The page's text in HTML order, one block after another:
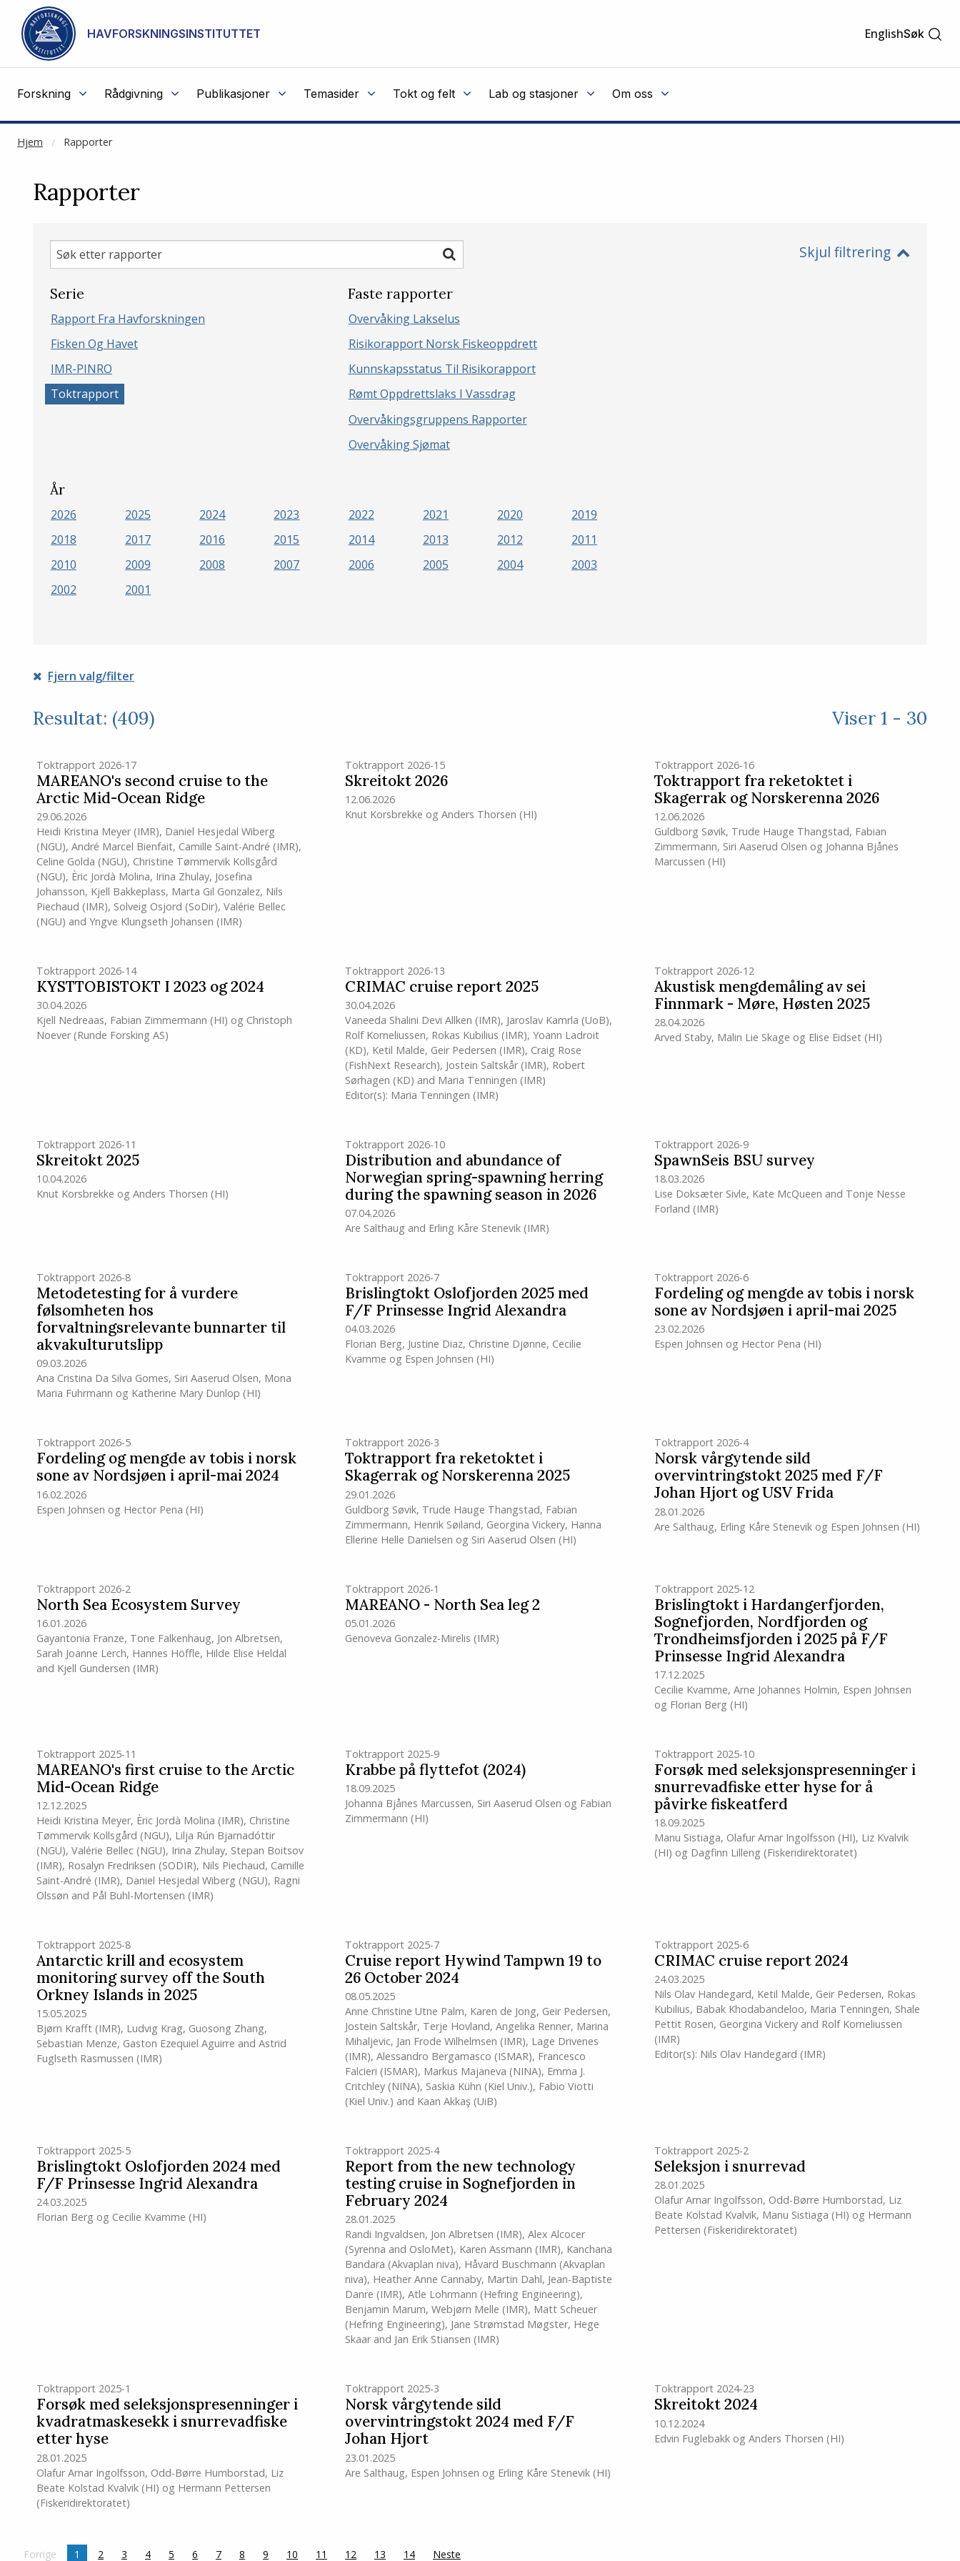
Gå til hovedinnhold
HAVFORSKNINGSINSTITUTTET EnglishSøk
Forskning Rådgivning Publikasjoner Temasider Tokt og felt Lab og stasjoner Om oss
Hjem Rapporter
NOT CACHED
Rapporter
Søk
etter
rapporter
Søk Skjul filtrering
Serie
Rapport Fra Havforskningen
Fisken Og Havet
IMR-PINRO
Toktrapport
Faste rapporter
Overvåking Lakselus
Risikorapport Norsk Fiskeoppdrett
Kunnskapsstatus Til Risikorapport
Rømt Oppdrettslaks I Vassdrag
Overvåkingsgruppens Rapporter
Overvåking Sjømat
År
2026 2025 2024 2023 2022 2021 2020
2019
2018
2017 2016 2015 2014 2013 2012
2011
2010
2009 2008 2007 2006 2005 2004
2003
2002
2001
Fjern valg/filter
Resultat: (409) Viser 1 - 30
Toktrapport 2026-17
MAREANO's second cruise to the
Arctic Mid-Ocean Ridge
29.06.2026
Heidi Kristina Meyer(IMR), Daniel Hesjedal Wiberg
(NGU), André Marcel Bienfait, Camille Saint-André (IMR),
Celine Golda (NGU), Christine Tømmervik Kollsgård
(NGU), Èric Jordà Molina, Irina Zhulay, Josefina
Johansson, Kjell Bakkeplass, Marta Gil Gonzalez, Nils
Piechaud (IMR), Solveig Osjord (SoDir), Valérie Bellec
(NGU) and Yngve Klungseth Johansen (IMR)
Toktrapport 2026-15
Skreitokt 2026
12.06.2026
Knut Korsbrekke ogAnders Thorsen (HI)
Toktrapport 2026-16
Toktrapport fra reketoktet i
Skagerrak og Norskerenna 2026
12.06.2026
Guldborg Søvik, Trude Hauge Thangstad, Fabian
Zimmermann, Siri Aaserud Olsen og Johanna Bjånes
Marcussen (HI)
Toktrapport 2026-14
KYSTTOBISTOKT I 2023 og 2024
30.04.2026
Kjell Nedreaas, Fabian Zimmermann (HI) og Christoph
Noever (Runde Forsking AS)
Toktrapport 2026-13
CRIMAC cruise report 2025
30.04.2026
Vaneeda Shalini Devi Allken (IMR), Jaroslav Kamrla (UoB),
Rolf Korneliussen, Rokas Kubilius (IMR),Yoann Ladroit
(KD), Ketil Malde, Geir Pedersen (IMR), Craig Rose
(FishNext Research), Jostein Saltskår(IMR), Robert
Sørhagen (KD) and Maria Tenningen (IMR)
Editor(s): Maria Tenningen (IMR)
Toktrapport 2026-12
Akustisk mengdemåling av sei
Finnmark - Møre, Høsten 2025
28.04.2026
Arved Staby, Malin Lie Skage og Elise Eidset (HI)
Toktrapport 2026-11
Skreitokt 2025
10.04.2026
Knut Korsbrekke og Anders Thorsen (HI)
Toktrapport 2026-10
Distribution and abundance of
Norwegian spring-spawning herring
during the spawning season in 2026
07.04.2026
Are Salthaug and Erling Kåre Stenevik (IMR)
Toktrapport 2026-9
SpawnSeis BSU survey
18.03.2026
Lise Doksæter Sivle, Kate McQueen and Tonje Nesse
Forland (IMR)
Toktrapport 2026-8
Metodetesting for å vurdere
følsomheten hos
forvaltningsrelevante bunnarter til
akvakulturutslipp
09.03.2026
Ana Cristina Da Silva Gomes, Siri Aaserud Olsen, Mona
Maria Fuhrmann og Katherine Mary Dunlop (HI)
Toktrapport 2026-7
Brislingtokt Oslofjorden 2025 med
F/F Prinsesse Ingrid Alexandra
04.03.2026
Florian Berg, Justine Diaz, Christine Djønne, Cecilie
Kvamme og Espen Johnsen (HI)
Toktrapport 2026-6
Fordeling og mengde av tobis i norsk
sone av Nordsjøen i april-mai 2025
23.02.2026
Espen Johnsen og Hector Pena (HI)
Toktrapport 2026-5
Fordeling og mengde av tobis i norsk
sone av Nordsjøen i april-mai 2024
16.02.2026
Espen Johnsen og Hector Pena (HI)
Toktrapport 2026-3
Toktrapport fra reketoktet i
Skagerrak og Norskerenna 2025
29.01.2026
Guldborg Søvik, Trude Hauge Thangstad, Fabian
Zimmermann, Henrik Søiland, Georgina Vickery, Hanna
Ellerine Helle Danielsen og Siri Aaserud Olsen (HI)
Toktrapport 2026-4
Norsk vårgytende sild
overvintringstokt 2025 med F/F
Johan Hjort og USV Frida
28.01.2026
Are Salthaug, Erling Kåre Stenevik og Espen Johnsen (HI)
Toktrapport 2026-2
North Sea Ecosystem Survey
16.01.2026
Gayantonia Franze, Tone Falkenhaug, Jon Albretsen,
Sarah Joanne Lerch, Hannes Höffle, Hilde Elise Heldal
and Kjell Gundersen (IMR)
Toktrapport 2026-1
MAREANO - North Sea leg 2
05.01.2026
Genoveva Gonzalez-Mirelis (IMR)
Toktrapport 2025-12
Brislingtokt i Hardangerfjorden,
Sognefjorden, Nordfjorden og
Trondheimsfjorden i 2025 på F/F
Prinsesse Ingrid Alexandra
17.12.2025
Cecilie Kvamme,Arne Johannes Holmin, Espen Johnsen
og Florian Berg (HI)
Toktrapport 2025-11
MAREANO's first cruise to the Arctic
Mid-Ocean Ridge
12.12.2025
Heidi Kristina Meyer, Èric Jordà Molina (IMR), Christine
Tømmervik Kollsgård (NGU), Lilja Rún Bjarnadóttir
(NGU), Valérie Bellec (NGU), Irina Zhulay, Stepan Boitsov
(IMR), Rosalyn Fredriksen (SODIR), Nils Piechaud, Camille
Saint-André (IMR), Daniel Hesjedal Wiberg (NGU), Ragni
Olssøn and Pål Buhl-Mortensen (IMR)
Toktrapport 2025-9
Krabbe på flyttefot (2024)
18.09.2025
Johanna Bjånes Marcussen, Siri Aaserud Olsen og Fabian
Zimmermann (HI)
Toktrapport 2025-10
Forsøk med seleksjonspresenninger i
snurrevadfiske etter hyse for å
påvirke fiskeatferd
18.09.2025
Manu Sistiaga, Olafur Arnar Ingolfsson (HI), Liz Kvalvik
(HI) og Dagfinn Lilleng (Fiskeridirektoratet)
Toktrapport 2025-8
Antarctic krill and ecosystem
monitoring survey off the South
Orkney Islands in 2025
15.05.2025
Bjørn Krafft(IMR), Ludvig Krag, Guosong Zhang,
Sebastian Menze, Gaston Ezequiel Aguirre and Astrid
Fuglseth Rasmussen (IMR)
Toktrapport 2025-7
Cruise report Hywind Tampwn 19 to
26 October 2024
08.05.2025
Anne Christine Utne Palm, Karen de Jong, Geir Pedersen,
Jostein Saltskår, Terje Hovland,Angelika Renner, Marina
Mihaljevic, Jan Frode Wilhelmsen (IMR), Lage Drivenes
(IMR),Alessandro Bergamasco (ISMAR), Francesco
Falcieri (ISMAR), Markus Majaneva (NINA), Emma J.
Critchley (NINA), Saskia Kühn (Kiel Univ.), Fabio Viotti
(Kiel Univ.) and Kaan Akkaş (UiB)
Toktrapport 2025-6
CRIMAC cruise report 2024
24.03.2025
Nils Olav Handegard, Ketil Malde, Geir Pedersen, Rokas
Kubilius, Babak Khodabandeloo, Maria Tenningen, Shale
Pettit Rosen, Georgina Vickery and Rolf Korneliussen
(IMR)
Editor(s): Nils Olav Handegard (IMR)
Toktrapport 2025-5
Brislingtokt Oslofjorden 2024 med
F/F Prinsesse Ingrid Alexandra
24.03.2025
Florian Berg og Cecilie Kvamme (HI)
Toktrapport 2025-4
Report from the new technology
testing cruise in Sognefjorden in
February 2024
28.01.2025
Randi Ingvaldsen, Jon Albretsen (IMR),Alex Alcocer
(Syrenna and OsloMet), Karen Assmann (IMR), Kanchana
Bandara (Akvaplan niva), Håvard Buschmann (Akvaplan
niva), Heather Anne Cannaby, Martin Dahl, Jean-Baptiste
Danre (IMR),Atle Lohrmann (Hefring Engineering),
Benjamin Marum,Webjørn Melle (IMR), Matt Scheuer
(Hefring Engineering), Jane Strømstad Møgster, Hege
Skaarand Jan Erik Stiansen (IMR)
Toktrapport 2025-2
Seleksjon i snurrevad
28.01.2025
Olafur Arnar Ingolfsson, Odd-Børre Humborstad, Liz
Beate Kolstad Kvalvik, Manu Sistiaga (HI) og Hermann
Pettersen (Fiskeridirektoratet)
Toktrapport 2025-1
Forsøk med seleksjonspresenninger i
kvadratmaskesekk i snurrevadfiske
etter hyse
28.01.2025
Olafur Arnar Ingolfsson, Odd-Børre Humborstad, Liz
Beate Kolstad Kvalvik(HI) og Hermann Pettersen
(Fiskeridirektoratet)
Toktrapport 2025-3
Norsk vårgytende sild
overvintringstokt 2024 med F/F
Johan Hjort
23.01.2025
Are Salthaug, Espen Johnsen og Erling Kåre Stenevik (HI)
Toktrapport 2024-23
Skreitokt 2024
10.12.2024
Edvin Fuglebakk ogAnders Thorsen (HI)
Forrige pageCurrent
1 2 3 4 5 6 7 8 9 10 11 12 13 14 Neste